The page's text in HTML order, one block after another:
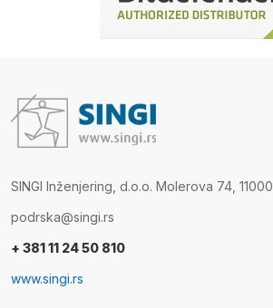
SINGI Inženjering, d.o.o. Molerova 74,
podrska@singi.rs
+ 381 11 24 50 810
www.singi.rs